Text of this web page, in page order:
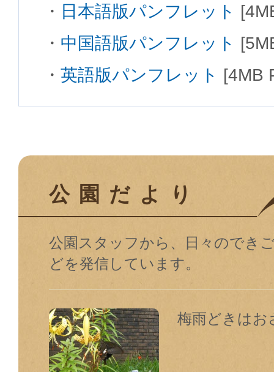
日本語版パンフレット
中国語版パンフレット
英語版パンフレット [4MB
公園だより
公園スタッフから、⽇々のでき
どを発信しています。
梅雨どきはお